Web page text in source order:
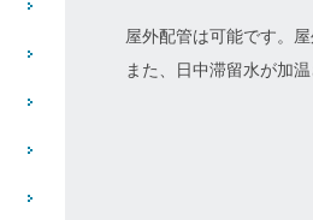
屋外配管は可能です。
また、日中滞留水が加